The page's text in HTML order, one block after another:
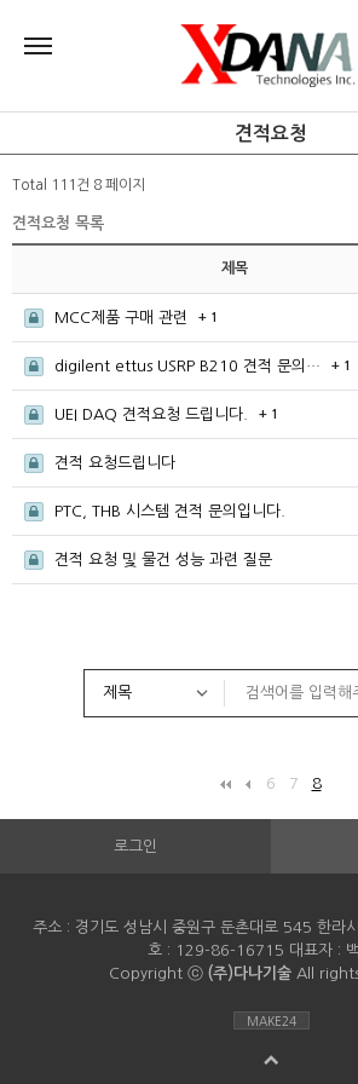
견적요청
Total 111건 8 페이지
견적요청 목록
제목
MCC제품 구매 관련 + 1
digilent ettus USRP B210 견적 문의… + 1
UEI DAQ 견적요청 드립니다. + 1
견적 요청드립니다
PTC, THB 시스템 견적 문의입니다.
견적 요청 및 물건 성능 과련 질문
6 7 8
로그인
주소 : 경기도 성남시 중원구 둔촌대로 545 한라
호 : 129-86-16715 대표자 :
Copyright ⓒ (주)다나기술All rights
MAKE24